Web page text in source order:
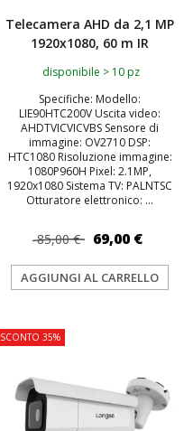
Telecamera AHD da 2,1 MP
1920x1080, 60 m IR
disponibile > 10 pz
Specifiche: Modello:
LIE90HTC200V Uscita video:
AHDTVICVICVBS Sensore di
immagine: OV2710 DSP:
HTC1080 Risoluzione immagine:
1080P960H Pixel: 2.1MP,
1920x1080 Sistema TV: PALNTSC
Otturatore elettronico: ...
85,00 € 69,00 €
AGGIUNGI AL CARRELLO
SCONTO 35%